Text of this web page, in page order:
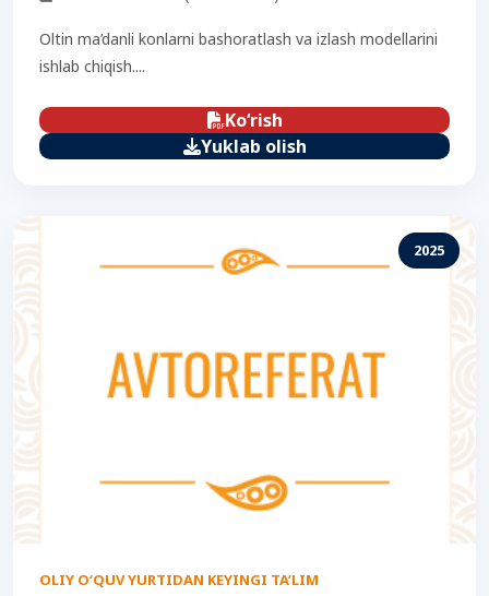
Oltin ma’danli konlarni bashoratlash va izlash modellarini
ishlab chiqish....
Ko‘rish
Yuklab olish
2025
OLIY O‘QUV YURTIDAN KEYINGI TA’LIM